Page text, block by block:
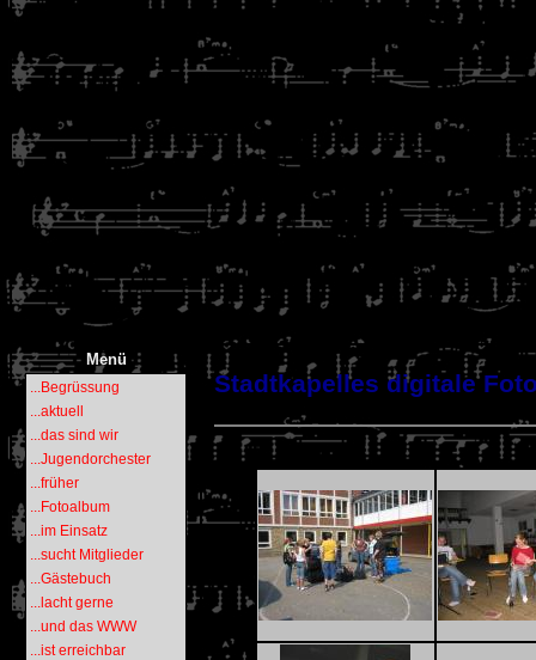
Menü
...Begrüssung
...aktuell
...das sind wir
...Jugendorchester
...früher
...Fotoalbum
...im Einsatz
...sucht Mitglieder
...Gästebuch
...lacht gerne
...und das WWW
...ist erreichbar
Stadtkapelles digitale